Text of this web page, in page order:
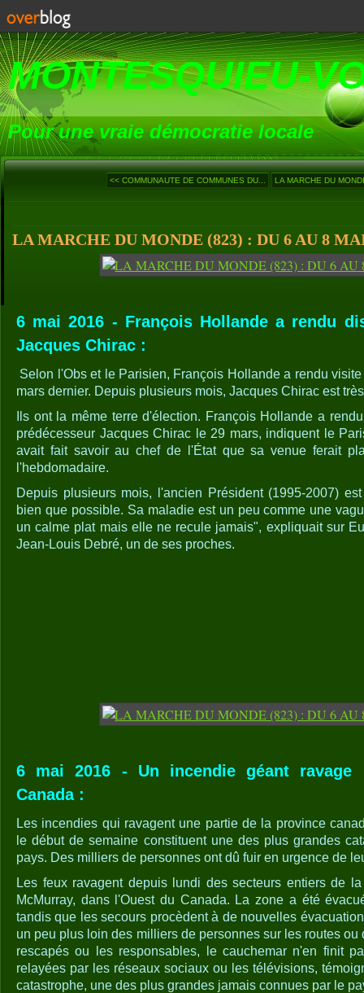
MONTESQUIEU-
Pour une vraie démocratie locale
<< COMMUNAUTE DE COMMUNES DU... LA MARCHE DU
LA MARCHE DU MONDE (823) : DU 6 AU 8
6 mai 2016 - François Hollande a rendu
Jacques Chirac :
Selon l'Obs et le Parisien, François Hollande a rendu
mars dernier. Depuis plusieurs mois, Jacques Chirac est
Ils ont la même terre d'élection. François Hollande a
prédécesseur Jacques Chirac le 29 mars, indiquent le
avait fait savoir au chef de l'État que sa venue ferait
l'hebdomadaire.
Depuis plusieurs mois, l'ancien Président (1995-2007)
bien que possible. Sa mala­die est un peu comme une
un calme plat mais elle ne recule jamais", expliquait sur
Jean-Louis Debré, un de ses proches.
6 mai 2016 - Un incendie géant ravage
Canada :
Les incendies qui ravagent une partie de la province
le début de semaine constituent une des plus grandes
pays. Des milliers de personnes ont dû fuir en urgence de
Les feux ravagent depuis lundi des secteurs entiers de
McMurray, dans l'Ouest du Canada. La zone a été
tandis que les secours procèdent à de nouvelles
un peu plus loin des milliers de personnes sur les routes
rescapés ou les responsables, le cauchemar n'en finit
relayées par les réseaux sociaux ou les télévisions,
catastrophe, une des plus grandes jamais connues par le